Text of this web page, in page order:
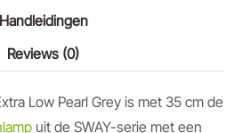
Handleidingen
Reviews (0)
Low Pearl Grey is met 35 cm de
uit de SWAY-serie met een